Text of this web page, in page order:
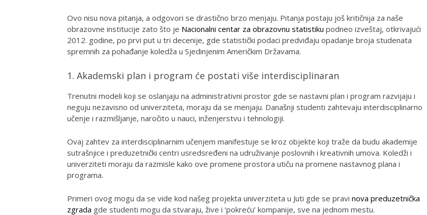
Ovo nisu nova pitanja, a odgovori se drastično brzo menjaju. Pitanja postaju još kritičnija za naše
obrazovne institucije zato što je Nacionalni centar za obrazovnu statistiku podneo izveštaj, otkrivajući
2012. godine, po prvi put u tri decenije, gde statistički podaci predviđaju opadanje broja studenata
spremnih za pohađanje koledža u Sjedinjenim Američkim Državama.
1. Akademski plan i program će postati više interdisciplinaran
Trenutni modeli koji se oslanjaju na administrativni prostor gde se nastavni plan i program razvijaju i
neguju nezavisno od univerziteta, moraju da se menjaju. Današnji studenti zahtevaju interdisciplinarno
učenje i razmišljanje, naročito u nauci, inženjerstvu i tehnologiji.
Ovaj zahtev za interdisciplinarnim učenjem manifestuje se kroz objekte koji traže da budu akademije
sutrašnjice i preduzetnički centri usredsređeni na udruživanje poslovnih i kreativnih umova. Koledži i
univerziteti moraju da razmisle kako ove promene prostora utiču na promene nastavnog plana i
programa.
Primeri ovog mogu da se vide kod našeg projekta univerziteta u Juti gde se pravi nova preduzetnička
zgrada gde studenti mogu da stvaraju, žive i ‘pokreću’ kompanije, sve na jednom mestu.